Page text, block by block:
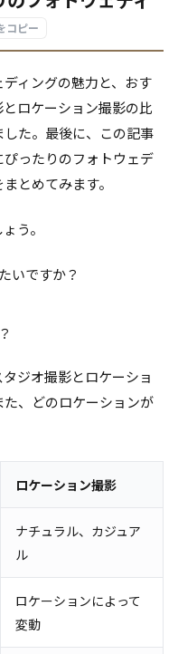
コピー
ィングの魅力と、おす
ロケーション撮影の比
た。最後に、この記事
ったりのフォトウェデ
とめてみます。
う。
いですか？
ジオ撮影とロケーショ
、どのロケーションが
ロケーション撮影
ナチュラル、カジュア
ル
ロケーションによって
変動